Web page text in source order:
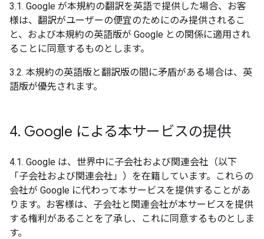
3.1. Google が本規約の翻訳を英語で提供した場合、お客
様は、翻訳がユーザーの便宜のためにのみ提供されるこ
と、および本規約の英語版が Google との関係に適用され
ることに同意するものとします。
3.2. 本規約の英語版と翻訳版の間に矛盾がある場合は、英
語版が優先されます。
4. Google による本サービスの提供
4.1. Google は、世界中に子会社および関連会社（以下
「子会社および関連会社」）を在籍しています。これらの
会社が Google に代わって本サービスを提供することがあ
ります。お客様は、子会社と関連会社が本サービスを提供
する権利があることを了承し、これに同意するものとしま
す。